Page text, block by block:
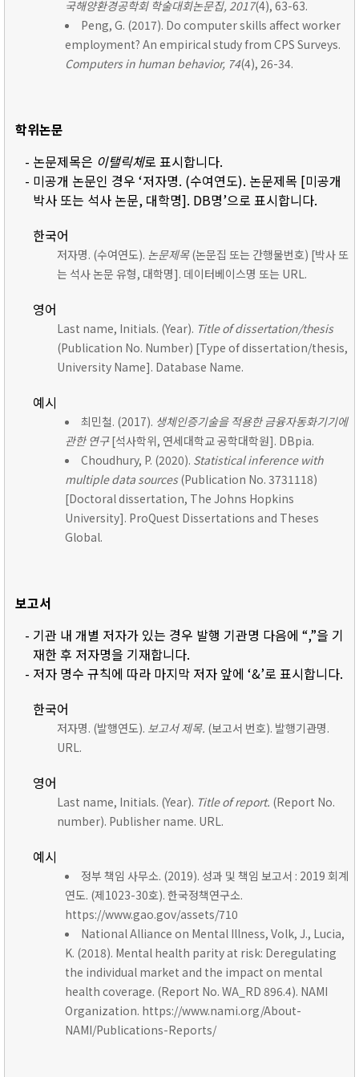
국해양환경공학회 학술대회논문집, 2017(4), 63-63.
Peng, G. (2017). Do computer skills affect worker
employment? An empirical study from CPS Surveys.
Computers in human behavior, 74(4), 26-34.
학위논문
- 논문제목은 이탤릭체로 표시합니다.
- 미공개 논문인 경우 ‘저자명. (수여연도). 논문제목 [미공개
박사 또는 석사 논문, 대학명]. DB명’으로 표시합니다.
한국어
저자명. (수여연도). 논문제목(논문집 또는 간행물번호) [박사 또
는 석사 논문 유형, 대학명]. 데이터베이스명 또는 URL.
영어
Last name, Initials. (Year). Title of dissertation/thesis
(Publication No. Number) [Type of dissertation/thesis,
University Name]. Database Name.
예시
최민철. (2017). 생체인증기술을 적용한 금융자동화기기에
관한 연구[석사학위, 연세대학교 공학대학원]. DBpia.
Choudhury, P. (2020). Statistical inference with
multiple data sources(Publication No. 3731118)
[Doctoral dissertation, The Johns Hopkins
University]. ProQuest Dissertations and Theses
Global.
보고서
- 기관 내 개별 저자가 있는 경우 발행 기관명 다음에 “,”을 기
재한 후 저자명을 기재합니다.
- 저자 명수 규칙에 따라 마지막 저자 앞에 ‘&’로 표시합니다.
한국어
저자명. (발행연도). 보고서 제목. (보고서 번호). 발행기관명.
URL.
영어
Last name, Initials. (Year). Title of report. (Report No.
number). Publisher name. URL.
예시
정부 책임 사무소. (2019). 성과 및 책임 보고서 : 2019 회계
연도. (제1023-30호). 한국정책연구소.
https://www.gao.gov/assets/710
National Alliance on Mental Illness, Volk, J., Lucia,
K. (2018). Mental health parity at risk: Deregulating
the individual market and the impact on mental
health coverage. (Report No. WA_RD 896.4). NAMI
Organization. https://www.nami.org/About-
NAMI/Publications-Reports/